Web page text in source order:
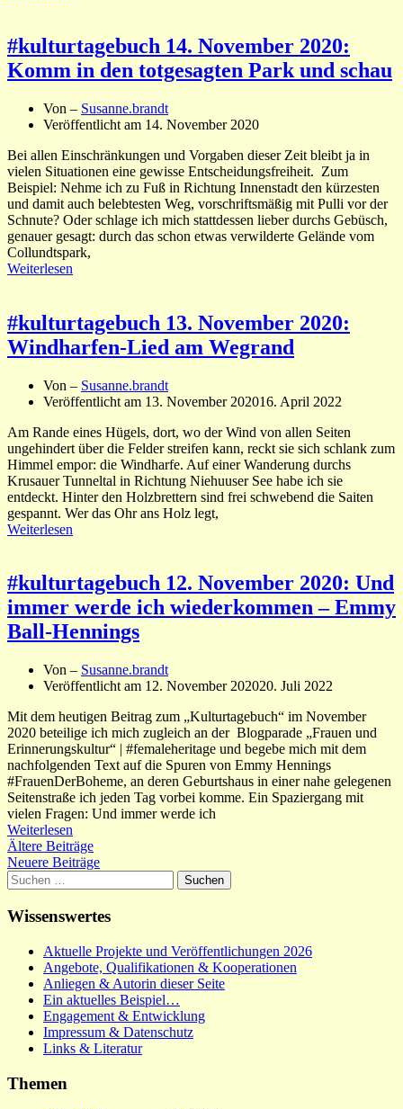
#kulturtagebuch 14. November 2020:
Komm in den totgesagten Park und schau
Von – Susanne.brandt
Veröffentlicht am 14. November 2020
Bei allen Einschränkungen und Vorgaben dieser Zeit bleibt ja in
vielen Situationen eine gewisse Entscheidungsfreiheit. Zum
Beispiel: Nehme ich zu Fuß in Richtung Innenstadt den kürzesten
und damit auch belebtesten Weg, vorschriftsmäßig mit Pulli vor der
Schnute? Oder schlage ich mich stattdessen lieber durchs Gebüsch,
genauer gesagt: durch das schon etwas verwilderte Gelände vom
Collundtspark,
Weiterlesen
#kulturtagebuch 13. November 2020:
Windharfen-Lied am Wegrand
Von – Susanne.brandt
Veröffentlicht am 13. November 202016. April 2022
Am Rande eines Hügels, dort, wo der Wind von allen Seiten
ungehindert über die Felder streifen kann, reckt sie sich schlank zum
Himmel empor: die Windharfe. Auf einer Wanderung durchs
Krusauer Tunneltal in Richtung Niehuuser See habe ich sie
entdeckt. Hinter den Holzbrettern sind frei schwebend die Saiten
gespannt. Wer das Ohr ans Holz legt,
Weiterlesen
#kulturtagebuch 12. November 2020: Und
immer werde ich wiederkommen – Emmy
Ball-Hennings
Von – Susanne.brandt
Veröffentlicht am 12. November 202020. Juli 2022
Mit dem heutigen Beitrag zum „Kulturtagebuch“ im November
2020 beteilige ich mich zugleich an der Blogparade „Frauen und
Erinnerungskultur“ | #femaleheritage und begebe mich mit dem
nachfolgenden Text auf die Spuren von Emmy Hennings
#FrauenDerBoheme, an deren Geburtshaus in einer nahe gelegenen
Seitenstraße ich jeden Tag vorbei komme. Ein Spaziergang mit
vielen Fragen: Und immer werde ich
Weiterlesen
Beitragsnavigation
Ältere Beiträge
Neuere Beiträge
Suchen
nach:
Wissenswertes
Aktuelle Projekte und Veröffentlichungen 2026
Angebote, Qualifikationen & Kooperationen
Anliegen & Autorin dieser Seite
Ein aktuelles Beispiel…
Engagement & Entwicklung
Impressum & Datenschutz
Links & Literatur
Themen